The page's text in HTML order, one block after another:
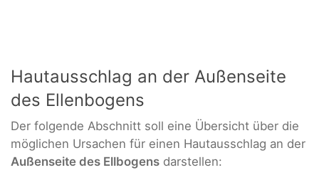
Hautausschlag an der Außenseite
des Ellenbogens
Der folgende Abschnitt soll eine Übersicht über die
möglichen Ursachen für einen Hautausschlag an der
Außenseite des Ellbogens darstellen: